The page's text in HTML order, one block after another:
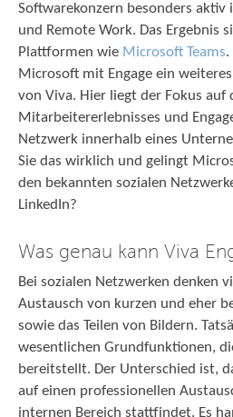
Softwarekonzern besonders aktiv
und Remote Work. Das Ergebnis
Plattformen wie Microsoft Teams.
Microsoft mit Engage ein
von Viva. Hier liegt der Fokus auf
Mitarbeitererlebnisses und
Netzwerk innerhalb eines
Sie das wirklich und gelingt
den bekannten sozialen
LinkedIn?
Was genau kann Viva
Bei sozialen Netzwerken denken
Austausch von kurzen und eher
sowie das Teilen von Bildern.
wesentlichen Grundfunktionen,
bereitstellt. Der Unterschied ist,
auf einen professionellen
internen Bereich stattfindet. Es